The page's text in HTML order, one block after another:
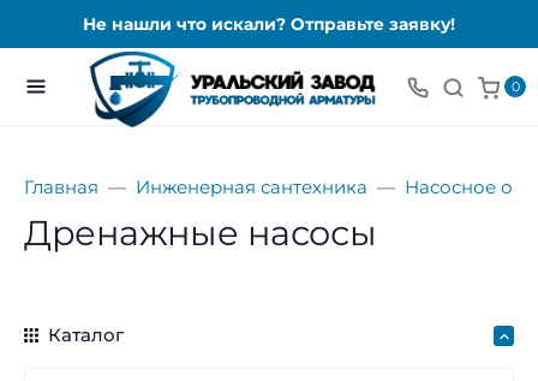
Не нашли что искали? Отправьте заявку!
0
Главная Инженерная сантехника Насосное
Дренажные насосы
Каталог